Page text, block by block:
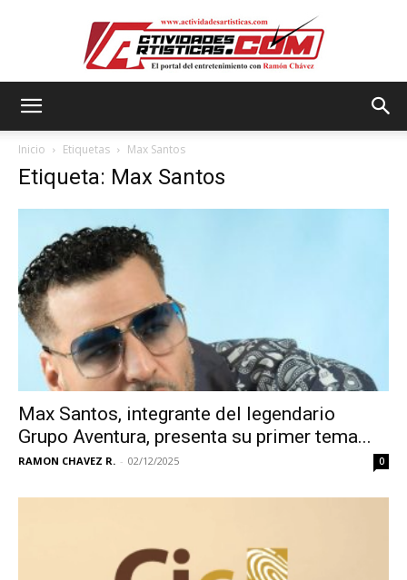
Inicio Etiquetas Max Santos
Etiqueta: Max Santos
Max Santos, integrante del legendario
Grupo Aventura, presenta su primer tema...
RAMON CHAVEZ R. - 02/12/2025 0